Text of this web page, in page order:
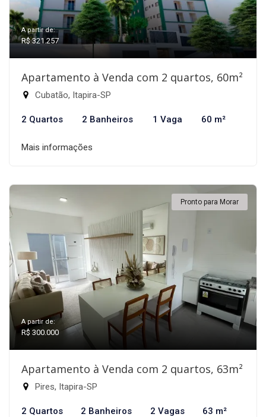
A partir de:
R$ 321.257
Apartamento à Venda com 2 quartos, 60m²
Cubatão, Itapira-SP
2 Quartos 2 Banheiros 1 Vaga 60 m²
Mais informações
Pronto para Morar
A partir de:
R$ 300.000
Apartamento à Venda com 2 quartos, 63m²
Pires, Itapira-SP
2 Quartos 2 Banheiros 2 Vagas 63 m²